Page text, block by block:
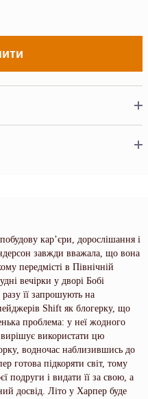
кар’єри, дорослішання і
завжди вважала, що вона
передмісті в Північній
вечірки у дворі Бобі
її запрошують на
Shift як блогерку, що
проблема: у неї жодного
використати цю
водночас наблизившись до
готова підкоряти світ, тому
подруги і видати її за свою, а
досвід. Літо у Харпер буде